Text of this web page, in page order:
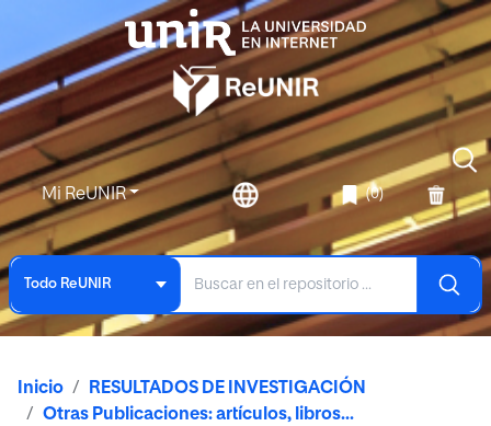
Mi ReUNIR (0)
Todo ReUNIR
Inicio
RESULTADOS DE INVESTIGACIÓN
Otras Publicaciones: artículos, libros...